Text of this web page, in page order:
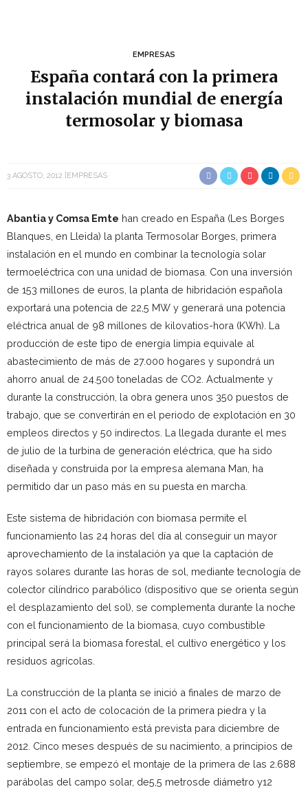
EMPRESAS
España contará con la primera
instalación mundial de energía
termosolar y biomasa
3 AGOSTO, 2012 EMPRESAS
Abantia y Comsa Emte han creado en España (Les Borges
Blanques, en Lleida) la planta Termosolar Borges, primera
instalación en el mundo en combinar la tecnología solar
termoeléctrica con una unidad de biomasa. Con una inversión
de 153 millones de euros, la planta de hibridación española
exportará una potencia de 22,5 MW y generará una potencia
eléctrica anual de 98 millones de kilovatios-hora (KWh). La
producción de este tipo de energía limpia equivale al
abastecimiento de más de 27.000 hogares y supondrá un
ahorro anual de 24.500 toneladas de CO2. Actualmente y
durante la construcción, la obra genera unos 350 puestos de
trabajo, que se convertirán en el periodo de explotación en 30
empleos directos y 50 indirectos. La llegada durante el mes
de julio de la turbina de generación eléctrica, que ha sido
diseñada y construida por la empresa alemana Man, ha
permitido dar un paso más en su puesta en marcha.
Este sistema de hibridación con biomasa permite el
funcionamiento las 24 horas del día al conseguir un mayor
aprovechamiento de la instalación ya que la captación de
rayos solares durante las horas de sol, mediante tecnología de
colector cilíndrico parabólico (dispositivo que se orienta según
el desplazamiento del sol), se complementa durante la noche
con el funcionamiento de la biomasa, cuyo combustible
principal será la biomasa forestal, el cultivo energético y los
residuos agrícolas.
La construcción de la planta se inició a finales de marzo de
2011 con el acto de colocación de la primera piedra y la
entrada en funcionamiento está prevista para diciembre de
2012. Cinco meses después de su nacimiento, a principios de
septiembre, se empezó el montaje de la primera de las 2.688
parábolas del campo solar, de5,5 metrosde diámetro y12